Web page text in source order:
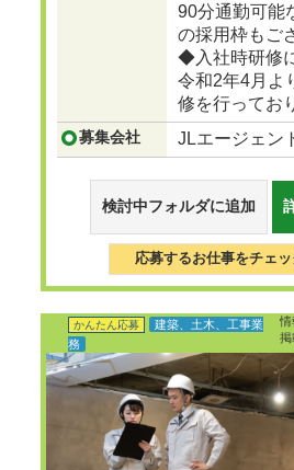
90分通勤可能
の採用枠もご
◆入社時研修
令和2年4月よ
修を行ってお
募集会社 JLエージェン
検討中フォルダに追加
応募するお仕事をチェ
掲
かんたん応募
建築、土木、工事業
務